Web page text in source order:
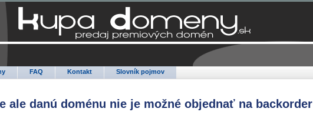
FAQ Kontakt Slovník pojmov
ale danú doménu nie je možné objednať na backorder